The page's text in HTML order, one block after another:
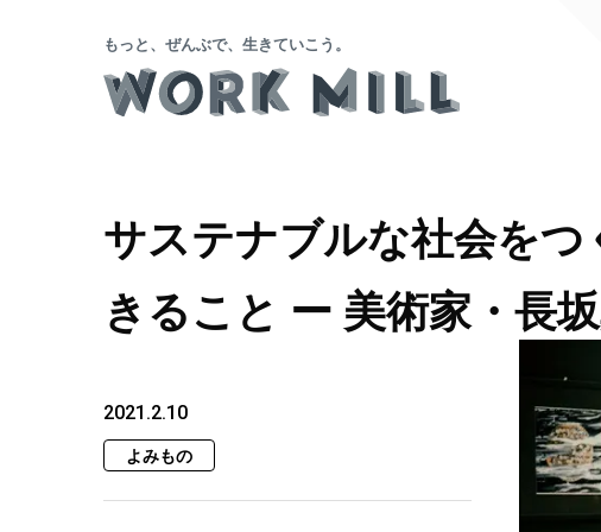
もっと、ぜんぶで、生きていこう。
サステナブルな社会を
きること ー 美術家・長
2021.2.10
よみもの